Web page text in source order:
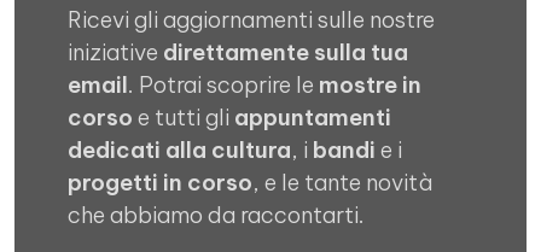
Ricevi gli aggiornamenti sulle nostre
iniziative direttamente sulla tua
email. Potrai scoprire le mostre in
corso e tutti gli appuntamenti
dedicati alla cultura, i bandi e i
progetti in corso, e le tante novità
che abbiamo da raccontarti.